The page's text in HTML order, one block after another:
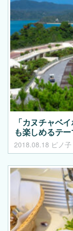
「カヌチャベ
も楽しめるテ
2018.08.18 ピノ子